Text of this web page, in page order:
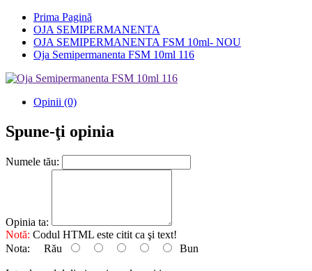
Prima Pagină
OJA SEMIPERMANENTA
OJA SEMIPERMANENTA FSM 10ml- NOU
Oja Semipermanenta FSM 10ml 116
Opinii (0)
Spune-ţi opinia
Numele tău:
Opinia ta:
Notă: Codul HTML este citit ca şi text!
Nota: Rău Bun